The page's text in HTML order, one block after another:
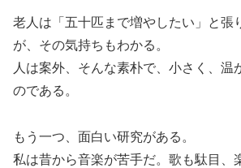
老人は「五十匹まで増やしたい」と張
が、その気持ちもわかる。
人は案外、そんな素朴で、小さく、温
のである。
もう一つ、面白い研究がある。
私は昔から音楽が苦手だ。歌も駄目、